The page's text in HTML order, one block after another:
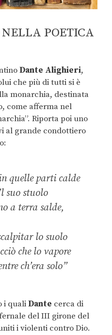
POETICA
Dante Alighieri,
che più di tutti si è
monarchia, destinata
come afferma nel
Riporta poi uno
al grande condottiero
quelle parti calde
suo stuolo
a terra salde,
lo suolo
che lo vapore
ch’era solo”
i qualiDante cerca di
del III girone del
i violenti contro Dio.